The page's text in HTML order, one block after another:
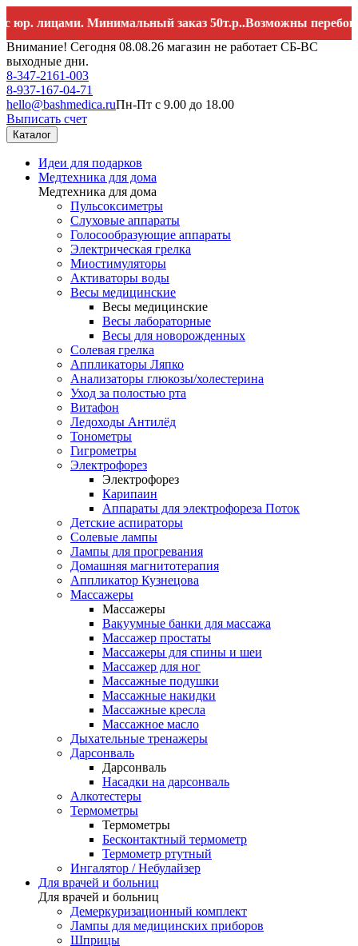
Минимальный заказ 50т.р..Возможны перебои со
Внимание! Сегодня 08.08.26 магазин не работает СБ-ВС
выходные дни.
8-347-2161-003
8-937-167-04-71
hello@bashmedica.ruПн-Пт с 9.00 до 18.00
Выписать счет
Каталог
Идеи для подарков
Медтехника для дома
Медтехника для дома
Пульсоксиметры
Слуховые аппараты
Голосообразующие аппараты
Электрическая грелка
Миостимуляторы
Активаторы воды
Весы медицинские
Весы медицинские
Весы лабораторные
Весы для новорожденных
Солевая грелка
Аппликаторы Ляпко
Анализаторы глюкозы/холестерина
Уход за полостью рта
Витафон
Ледоходы Антилёд
Тонометры
Гигрометры
Электрофорез
Электрофорез
Карипаин
Аппараты для электрофореза Поток
Детские аспираторы
Солевые лампы
Лампы для прогревания
Домашняя магнитотерапия
Аппликатор Кузнецова
Массажеры
Массажеры
Вакуумные банки для массажа
Массажер простаты
Массажеры для спины и шеи
Массажер для ног
Массажные подушки
Массажные накидки
Массажные кресла
Массажное масло
Дыхательные тренажеры
Дарсонваль
Дарсонваль
Насадки на дарсонваль
Алкотестеры
Термометры
Термометры
Бесконтактный термометр
Термометр ртутный
Ингалятор / Небулайзер
Для врачей и больниц
Для врачей и больниц
Демеркуризационный комплект
Лампы для медицинских приборов
Шприцы